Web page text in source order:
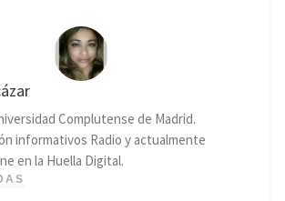
Complutense de Madrid.
informativos Radio y actualmente
en la Huella Digital.